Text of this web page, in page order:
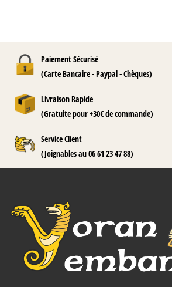
Paiement Sécurisé
(Carte Bancaire - Paypal - Chèques)
Livraison Rapide
(Gratuite pour +30€ de commande)
Service Client
(Joignables au 06 61 23 47 88)